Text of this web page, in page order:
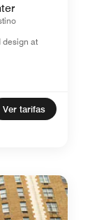
design at
Ver tarifas